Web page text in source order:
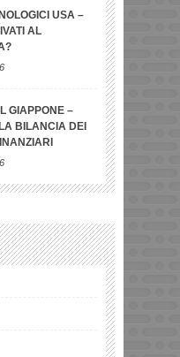
USA –
AL
GIAPPONE –
BILANCIA DEI